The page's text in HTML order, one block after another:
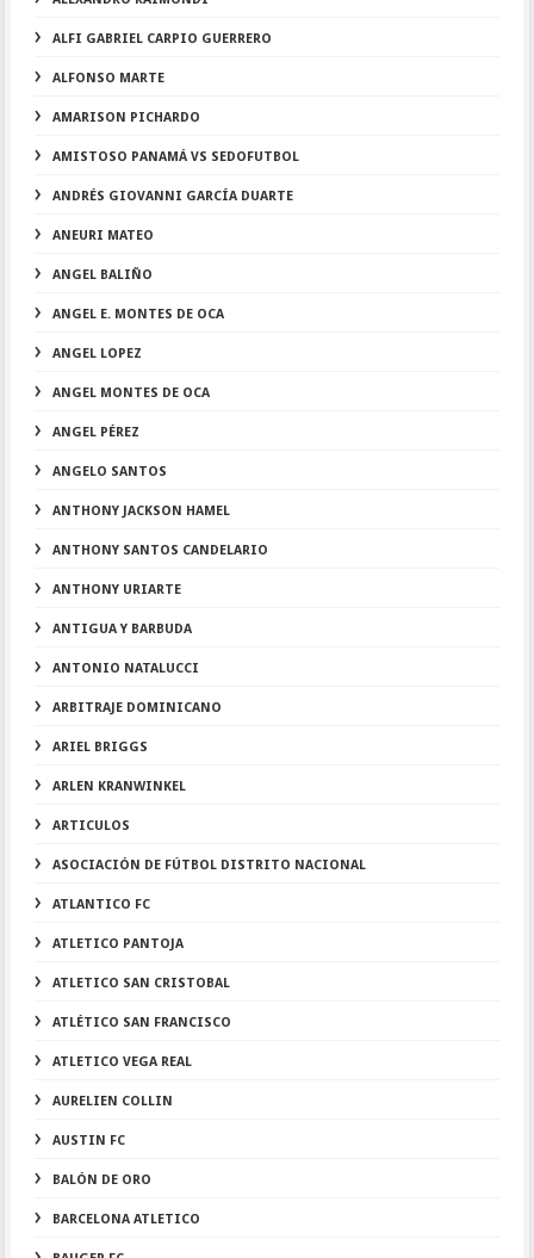
ALFI GABRIEL CARPIO GUERRERO
ALFONSO MARTE
AMARISON PICHARDO
AMISTOSO PANAMÁ VS SEDOFUTBOL
ANDRÉS GIOVANNI GARCÍA DUARTE
ANEURI MATEO
ANGEL BALIÑO
ANGEL E. MONTES DE OCA
ANGEL LOPEZ
ANGEL MONTES DE OCA
ANGEL PÉREZ
ANGELO SANTOS
ANTHONY JACKSON HAMEL
ANTHONY SANTOS CANDELARIO
ANTHONY URIARTE
ANTIGUA Y BARBUDA
ANTONIO NATALUCCI
ARBITRAJE DOMINICANO
ARIEL BRIGGS
ARLEN KRANWINKEL
ARTICULOS
ASOCIACIÓN DE FÚTBOL DISTRITO NACIONAL
ATLANTICO FC
ATLETICO PANTOJA
ATLETICO SAN CRISTOBAL
ATLÉTICO SAN FRANCISCO
ATLETICO VEGA REAL
AURELIEN COLLIN
AUSTIN FC
BALÓN DE ORO
BARCELONA ATLETICO